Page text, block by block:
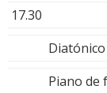
17.30
Diatónico
Piano de